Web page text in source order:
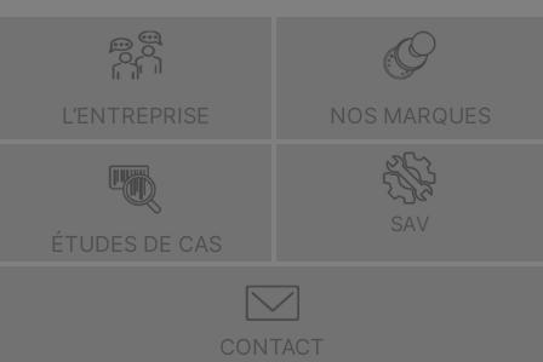
L’ENTREPRISE NOS MARQUES
ÉTUDES DE CAS
SAV
CONTACT